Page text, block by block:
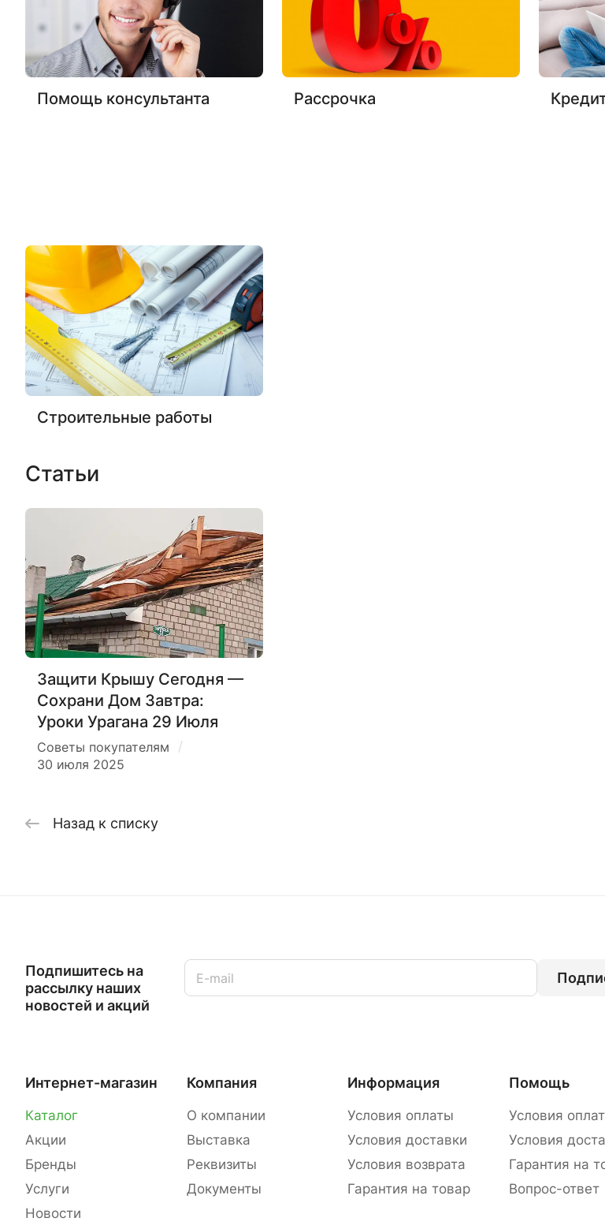
Помощь консультанта Рассрочка
Строительные работы
Статьи
Защити Крышу Сегодня —
Сохрани Дом Завтра:
Уроки Урагана 29 Июля
Советы покупателям /
30 июля 2025
Назад к списку
Подпишитесь на
рассылку наших
новостей и акций
Интернет-магазин
Каталог
Акции
Бренды
Услуги
Новости
Компания
О компании
Выставка
Реквизиты
Документы
Информация
Условия оплаты
Условия доставки
Условия возврата
Гарантия на товар
Помощь
Условия
Условия
Гарантия на
Вопрос-ответ